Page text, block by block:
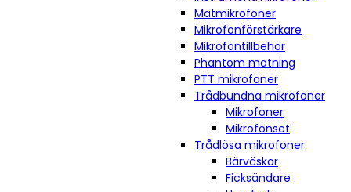
Mätmikrofoner
Mikrofonförstärkare
Mikrofontillbehör
Phantom matning
PTT mikrofoner
Trådbundna mikrofoner
Mikrofoner
Mikrofonset
Trådlösa mikrofoner
Bärväskor
Ficksändare